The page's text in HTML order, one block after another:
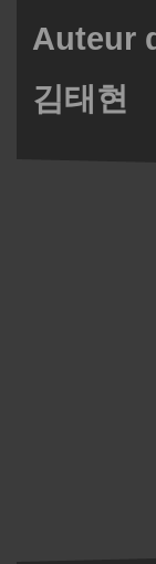
Auteur
김태현